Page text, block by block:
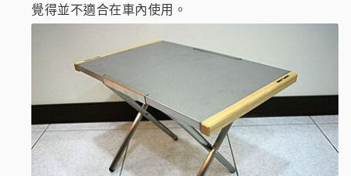
覺得並不適合在車內使用。